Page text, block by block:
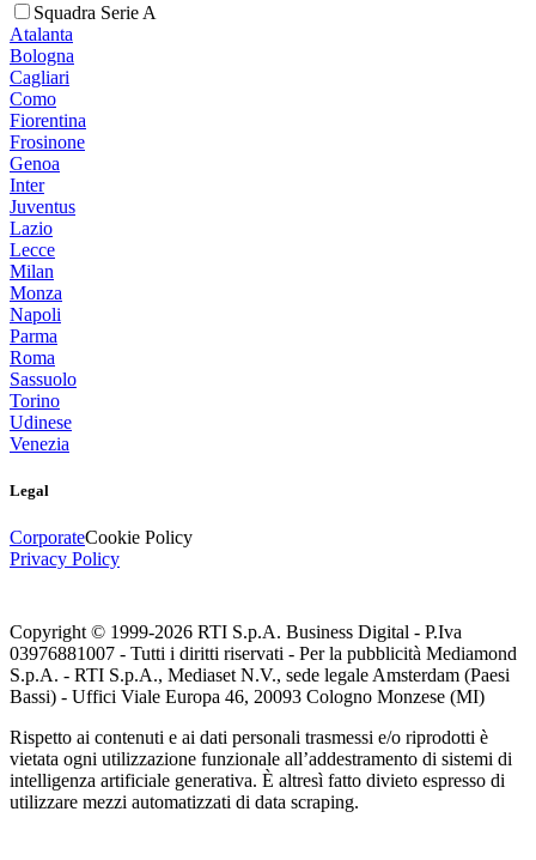
Squadra Serie A
Atalanta
Bologna
Cagliari
Como
Fiorentina
Frosinone
Genoa
Inter
Juventus
Lazio
Lecce
Milan
Monza
Napoli
Parma
Roma
Sassuolo
Torino
Udinese
Venezia
Legal
CorporateCookie Policy
Privacy Policy
Copyright © 1999-2026 RTI S.p.A. Business Digital - P.Iva
03976881007 - Tutti i diritti riservati - Per la pubblicità Mediamond
S.p.A. - RTI S.p.A., Mediaset N.V., sede legale Amsterdam (Paesi
Bassi) - Uffici Viale Europa 46, 20093 Cologno Monzese (MI)
Rispetto ai contenuti e ai dati personali trasmessi e/o riprodotti è
vietata ogni utilizzazione funzionale all’addestramento di sistemi di
intelligenza artificiale generativa. È altresì fatto divieto espresso di
utilizzare mezzi automatizzati di data scraping.